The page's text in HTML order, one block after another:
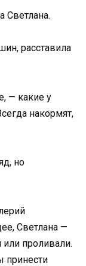
Светлана.
расставила
— какие у
накормят,
но
Светлана —
или проливали.
принести